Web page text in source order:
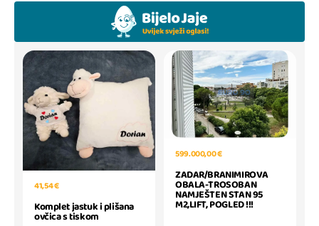
41,54 €
Komplet jastuk i plišana
ovčica s tiskom
599.000,00 €
ZADAR/BRANIMIROVA
OBALA-TROSOBAN
NAMJEŠTEN STAN 95
M2,LIFT, POGLED !!!